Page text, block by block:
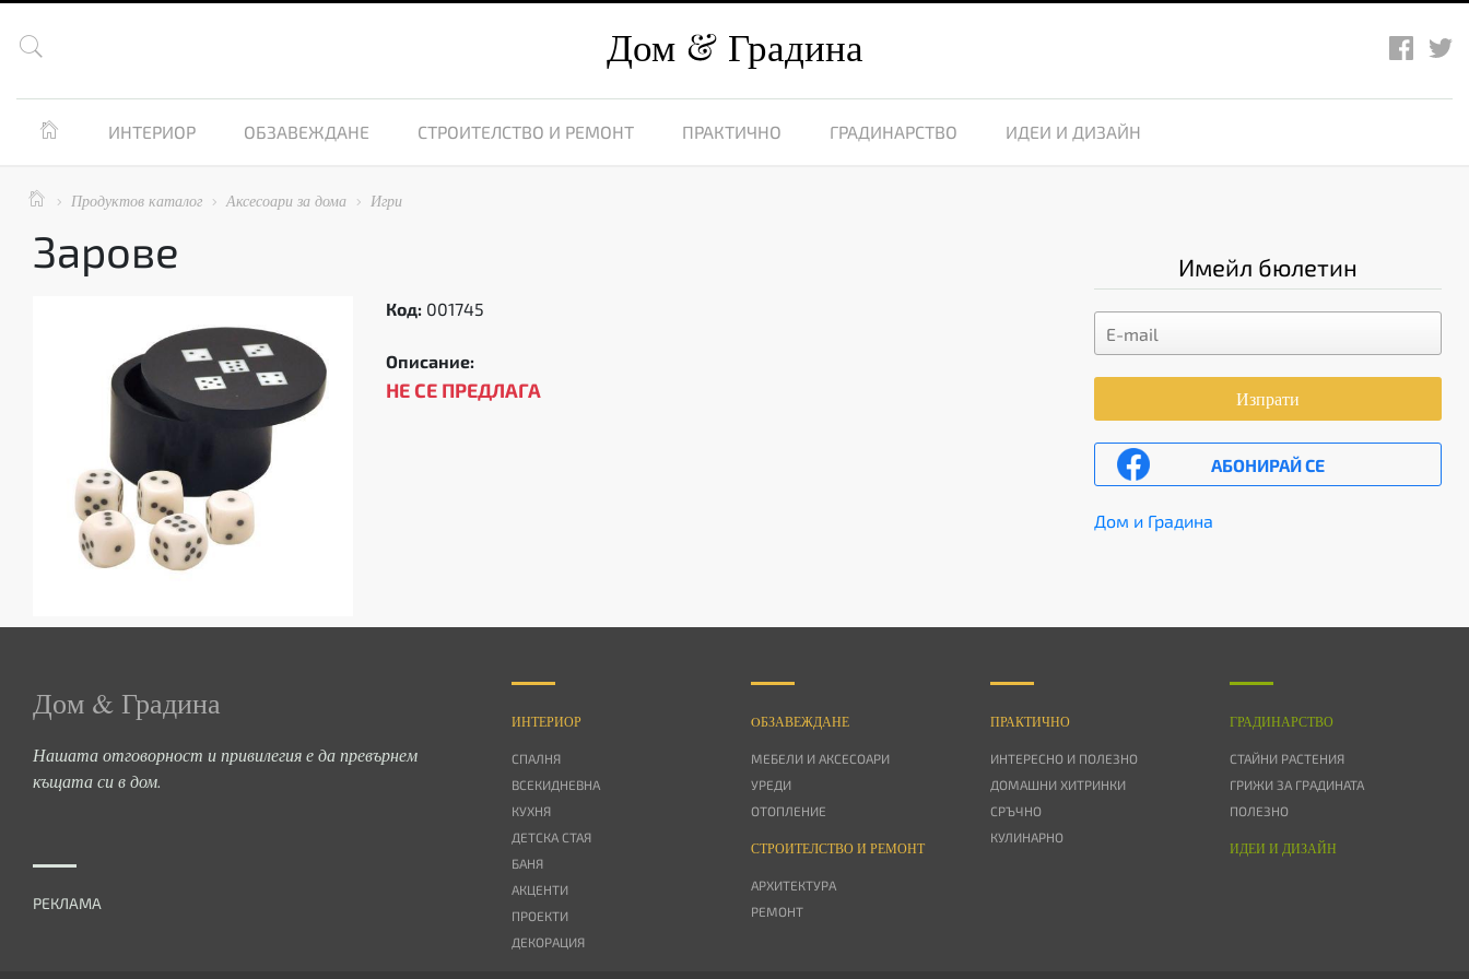
 Дом Градина
 ИНТЕРИОР ОБЗАВЕЖДАНЕ СТРОИТЕЛСТВО И РЕМОНТ ПРАКТИЧНО ГРАДИНАРСТВО ИДЕИ И ДИЗАЙН
  Продуктов каталог  Аксесоари за дома  Игри
Зарове
Код: 001745
Описание:
НЕ СЕ ПРЕДЛАГА
Имейл бюлетин
Изпрати
АБОНИРАЙ СЕ
Дом и Градина
Дом & Градина
Нашата отговорност и привилегия е да превърнем
къщата си в дом.
РЕКЛАМА
ИНТЕРИОР
СПАЛНЯ
ВСЕКИДНЕВНА
КУХНЯ
ДЕТСКА СТАЯ
БАНЯ
АКЦЕНТИ
ПРОЕКТИ
ДЕКОРАЦИЯ
OБЗАВЕЖДАНЕ
МЕБЕЛИ И АКСЕСОАРИ
УРЕДИ
ОТОПЛЕНИЕ
СТРОИТЕЛСТВО И РЕМОНТ
АРХИТЕКТУРА
РЕМОНТ
ПРАКТИЧНО
ИНТЕРЕСНО И ПОЛЕЗНО
ДОМАШНИ ХИТРИНКИ
СРЪЧНО
КУЛИНАРНО
ГРАДИНАРСТВО
СТАЙНИ РАСТЕНИЯ
ГРИЖИ ЗА ГРАДИНАТА
ПОЛЕЗНО
ИДЕИ И ДИЗАЙН